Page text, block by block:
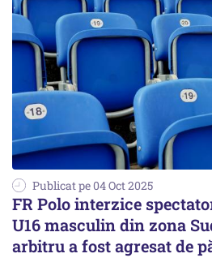
Publicat pe 04 Oct 2025
FR Polo interzice
U16 masculin din zona
arbitru a fost agresat de